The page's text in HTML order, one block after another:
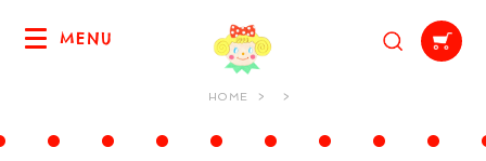
MENU
HOME